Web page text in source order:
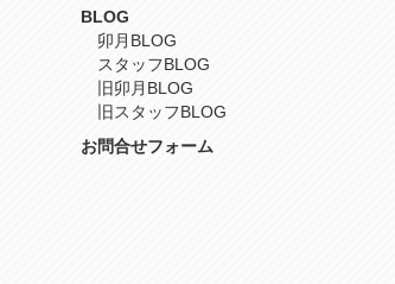
BLOG
卯月BLOG
スタッフBLOG
旧卯月BLOG
旧スタッフBLOG
お問合せフォーム